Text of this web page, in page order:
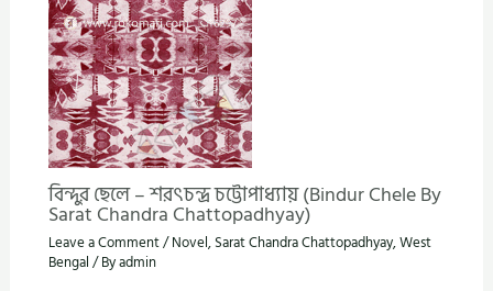
বিন্দুর ছেলে – শরৎচন্দ্র চট্টোপাধ্যায় (Bindur Chele By
Sarat Chandra Chattopadhyay)
Leave a Comment/Novel, Sarat Chandra Chattopadhyay,West
Bengal / Byadmin